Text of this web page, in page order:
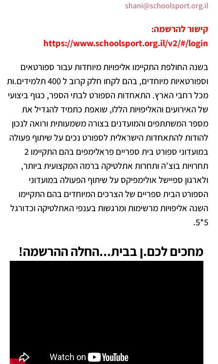
shani@schoolsport.org.il
קישור להרשמה:
https://www.schoolsport.org.il/v2/#/login
בשנה החולפת התקיימו אליפויות מיוחדות עבור ספורטאים
וספורטאיות מיוחדים, בהם לקחו חלק קרוב ל 400 תלמידים.ות
מכל רחבי הארץ. התאחדות הספורט לבתי הספר, כגוף ביצועי
של האירועים והאליפויות הללו, שואפת כתמיד להגדיל את
מספר המשתתפים והמועדנים בצורה משמעותית ורואה לנכון
להודות להתאחדות הישראלית לספורט נכים על שיתוף פעולה
במועדוני ספורט בית ספריים פראלימפים בהם התקיימו 2
תחרויות בוצ’ה ותחרות אתלטיקה ברמה המקצועית ביותר,
ולארגון ספיישל אולימפיקס על שיתוף הפעולה במועדוני
הספורט הבית ספריים של הצרכים המיוחדים בהם התקיימו
השנה אליפויות מרשימות ומרגשות בענפי האתלטיקה וכדורגל
5*5.
מחכים לכם.ן בבית...החלה ההרשמה!